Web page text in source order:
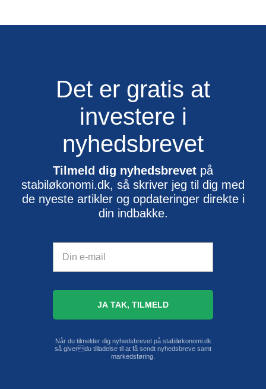
Det er gratis at
investere i
nyhedsbrevet
Tilmeld dig nyhedsbrevet på
stabiløkonomi.dk, så skriver jeg til dig med
de nyeste artikler og opdateringer direkte i
din indbakke.
Når du tilmelder dig nyhedsbrevet på stabiløkonomi.dk
så giverdu tilladelse til at få sendt nyhedsbreve samt
markedsføring.